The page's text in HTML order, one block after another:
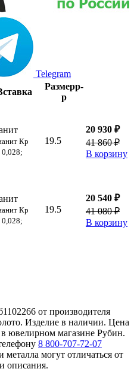
Telegram
Размерр-
р
Кр
0,028;
19.5
20 930 ₽
41 860 ₽
В корзину
Кр
0,028;
19.5
20 540 ₽
41 080 ₽
В корзину
от производителя
Изделие в наличии. Цена
в ювелирном магазине Рубин.
8 800-707-72-07
могут отличаться от
описания.